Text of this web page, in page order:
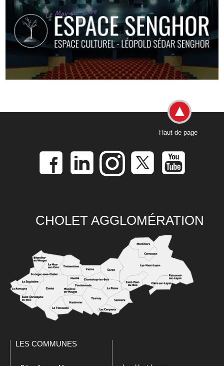
Haut de page
CHOLET AGGLOMÉRATION
LES COMMUNES